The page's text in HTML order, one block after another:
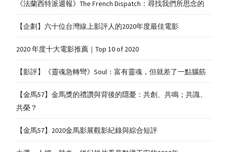
《法蘭西特派週報》The French Dispatch：尋找我們所思念的
【企劃】六十位台灣線上影評人的2020年度最佳電影
2020 年度十大電影推薦｜Top 10 of 2020
【影評】《靈魂急轉彎》Soul：富有靈魂，但就差了一點腦筋
【金馬57】金馬獎的禮讚與背後的隱憂：共創、共鳴；共識、
共榮？
【金馬57】2020金馬影展觀影紀錄與綜合短評